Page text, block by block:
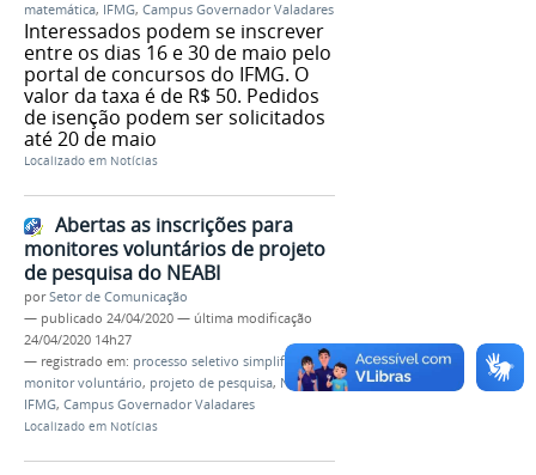
matemática, IFMG, Campus Governador Valadares
Interessados podem se inscrever
entre os dias 16 e 30 de maio pelo
portal de concursos do IFMG. O
valor da taxa é de R$ 50. Pedidos
de isenção podem ser solicitados
até 20 de maio
Localizado em Notícias
Abertas as inscrições para
monitores voluntários de projeto
de pesquisa do NEABI
porSetor de Comunicação
— publicado 24/04/2020 — última modificação
24/04/2020 14h27
— registrado em: processo seletivo simplificado,
monitor voluntário, projeto de pesquisa, NEABI,
IFMG, Campus Governador Valadares
Localizado em Notícias